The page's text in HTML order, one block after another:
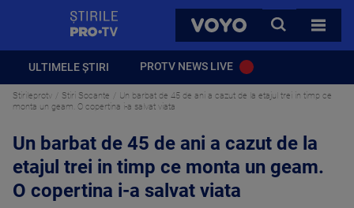
VOYO
CAUTA
TOATE
ULTIMELE ȘTIRI PROTV NEWS LIVE
Stirileprotv Stiri Socante
Un barbat de 45 de ani a cazut de la etajul trei in timp ce
monta un geam. O copertina i-a salvat viata
Un barbat de 45 de ani a cazut de la
etajul trei in timp ce monta un geam.
O copertina i-a salvat viata